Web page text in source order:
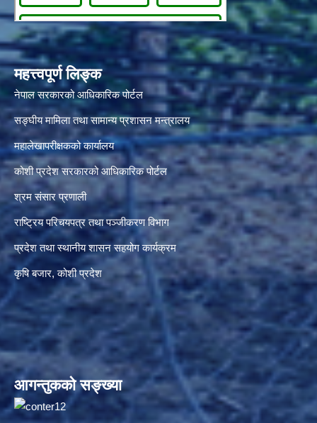
महत्त्वपूर्ण लिङ्क
नेपाल सरकारको आधिकारिक पोर्टल
सङ्‍घीय मामिला तथा सामान्य प्रशासन मन्त्रालय
महालेखापरीक्षकको कार्यालय
कोशी प्रदेश सरकारको आधिकारिक पोर्टल
श्रम संसार प्रणाली
राष्ट्रिय परिचयपत्र तथा पञ्जीकरण विभाग
प्रदेश तथा स्थानीय शासन सहयोग कार्यक्रम
कृषि बजार, कोशी प्रदेश
आगन्तुकको सङ्ख्या